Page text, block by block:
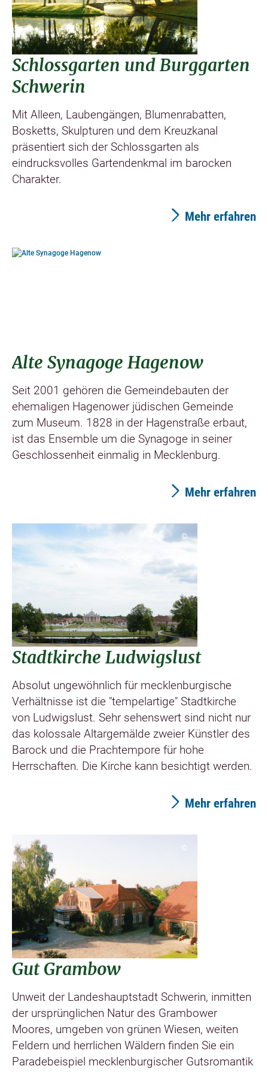
Schlossgarten und Burggarten
Schwerin
Mit Alleen, Laubengängen, Blumenrabatten,
Bosketts, Skulpturen und dem Kreuzkanal
präsentiert sich der Schlossgarten als
eindrucksvolles Gartendenkmal im barocken
Charakter.
Mehr erfahren
Alte Synagoge Hagenow
Seit 2001 gehören die Gemeindebauten der
ehemaligen Hagenower jüdischen Gemeinde
zum Museum. 1828 in der Hagenstraße erbaut,
ist das Ensemble um die Synagoge in seiner
Geschlossenheit einmalig in Mecklenburg.
Mehr erfahren
©
Stadtkirche Ludwigslust
Absolut ungewöhnlich für mecklenburgische
Verhältnisse ist die "tempelartige" Stadtkirche
von Ludwigslust. Sehr sehenswert sind nicht nur
das kolossale Altargemälde zweier Künstler des
Barock und die Prachtempore für hohe
Herrschaften. Die Kirche kann besichtigt werden.
Mehr erfahren
©
Gut Grambow
Unweit der Landeshauptstadt Schwerin, inmitten
der ursprünglichen Natur des Grambower
Moores, umgeben von grünen Wiesen, weiten
Feldern und herrlichen Wäldern finden Sie ein
Paradebeispiel mecklenburgischer Gutsromantik